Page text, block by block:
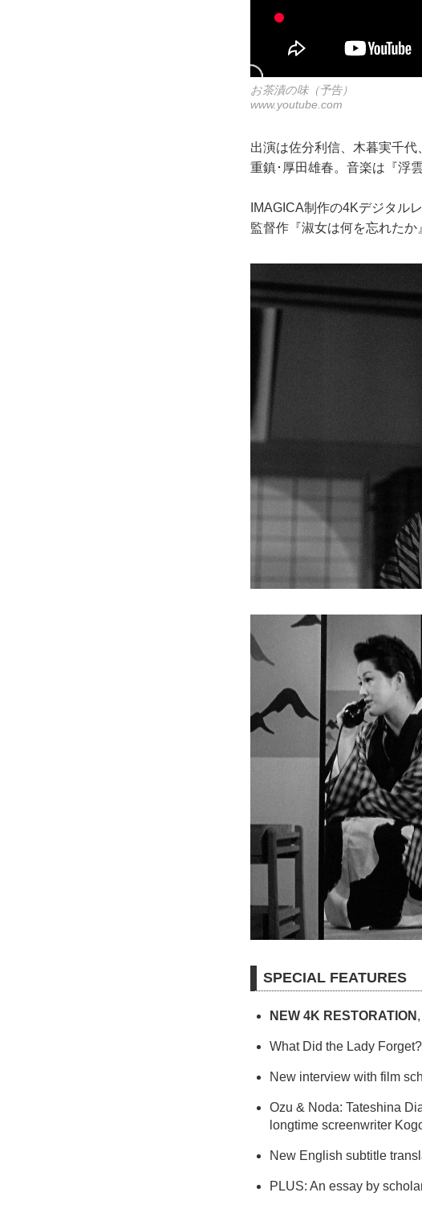
お茶漬の味（予告）
www.youtube.com
出演は佐分利信、木暮実千
重鎮･厚田雄春。音楽は『浮
IMAGICA制作の4Kデジタル
監督作『淑女は何を忘れたか
SPECIAL FEATURES
NEW 4K RESTORATION
What Did the Lady
New interview with film
Ozu & Noda: Tateshina
longtime screenwriter
New English subtitle
PLUS: An essay by